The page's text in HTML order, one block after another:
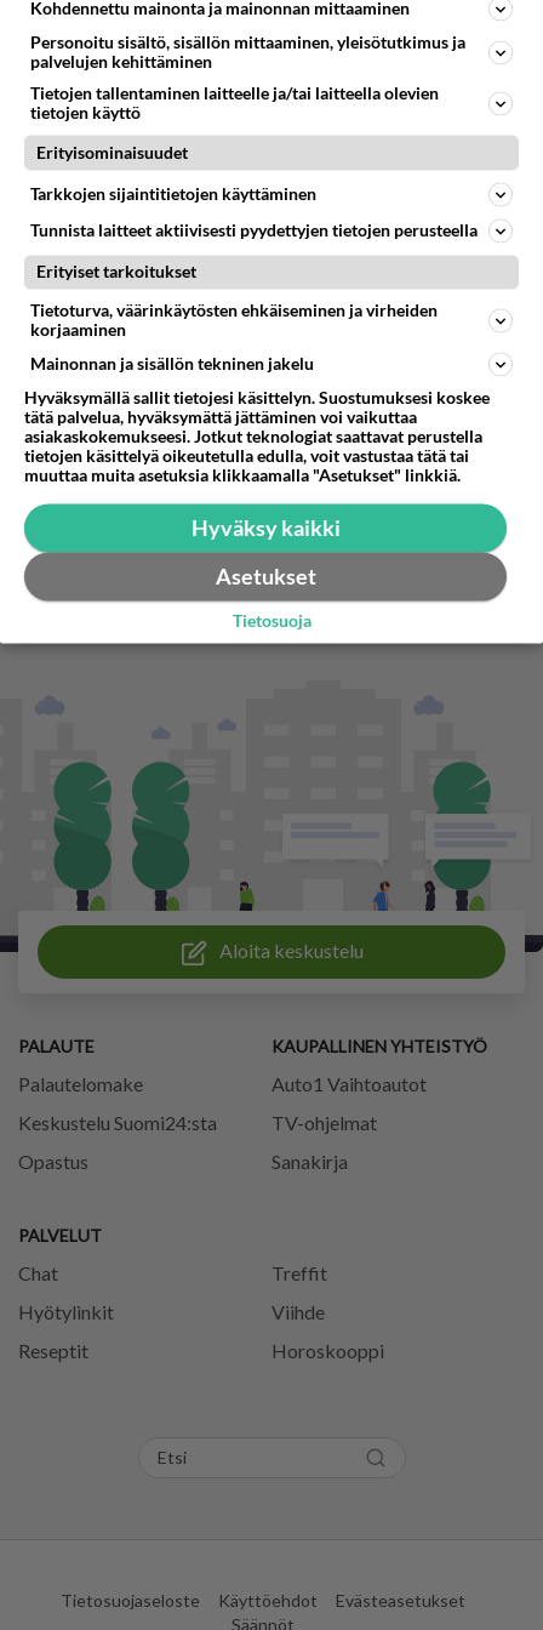
Martinan bisneksillä ei mene hyvin
https://www.iltalehti.fi/viihdeuutiset/a/c46da6ab-340f-4790-aaa7-0865eed2336 Yrityksen konkurssihakemus on tullut kärä
332
2 km on nykyään liian pitkä koulumatka
Hesarissa päivitellään lapset joutuu nyt kulkemaan 2 km kouluun jösses. Ruostefillarilla tuo matka menee vaikka miten äk
Miesten tuijotus
Mutta mies vain tuijottaa, siinä vaiheessa käännän itse pään pois. Mikä juttu? Yleensä jos joku tuijottaa tai katsoo, hä
Miten selvittäisitte seuraavan ongelman, meillä on uusioperhe, minulla teini-ikäiset lapset ja puolisolla aikuiset, jotk
STARA.FI
Laittomassa mopomiitissä onnettomuus Seinäjoella
Hirveä väistänyt nainen ajoi ojaan – sitten paljastui huolestuttavia
seikkoja
Honor ja Arri tuovat elokuvatyökalut matkapuhelimiin
Aloita keskustelu
PALAUTE
Palautelomake
Keskustelu Suomi24:sta
Opastus
PALVELUT
Chat
Treffit
Hyötylinkit
Viihde
Reseptit
Horoskooppi
KAUPALLINEN YHTEISTYÖ
Auto1 Vaihtoautot
TV-ohjelmat
Sanakirja
Tietosuojaseloste Käyttöehdot
Evästeasetukset
Säännöt
Kohdennettu mainonta ja mainonnan mittaaminen
Personoitu sisältö, sisällön mittaaminen, yleisötutkimus ja
palvelujen kehittäminen
Tietojen tallentaminen laitteelle ja/tai laitteella olevien
tietojen käyttö
Erityisominaisuudet
Tarkkojen sijaintitietojen käyttäminen
Tunnista laitteet aktiivisesti pyydettyjen tietojen perusteella
Erityiset tarkoitukset
Tietoturva, väärinkäytösten ehkäiseminen ja virheiden
korjaaminen
Mainonnan ja sisällön tekninen jakelu
Hyväksymällä sallit tietojesi käsittelyn. Suostumuksesi koskee
tätä palvelua, hyväksymättä jättäminen voi vaikuttaa
asiakaskokemukseesi. Jotkut teknologiat saattavat perustella
tietojen käsittelyä oikeutetulla edulla, voit vastustaa tätä tai
muuttaa muita asetuksia klikkaamalla "Asetukset" linkkiä.
Hyväksy kaikki
Asetukset
Tietosuoja